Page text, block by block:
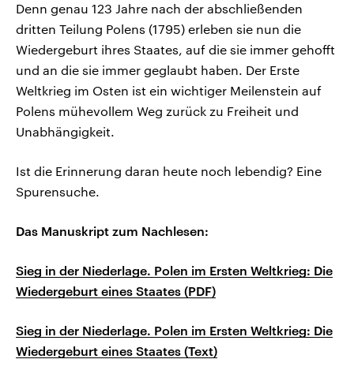
Denn genau 123 Jahre nach der abschließenden
dritten Teilung Polens (1795) erleben sie nun die
Wiedergeburt ihres Staates, auf die sie immer gehofft
und an die sie immer geglaubt haben. Der Erste
Weltkrieg im Osten ist ein wichtiger Meilenstein auf
Polens mühevollem Weg zurück zu Freiheit und
Unabhängigkeit.
Ist die Erinnerung daran heute noch lebendig? Eine
Spurensuche.
Das Manuskript zum Nachlesen:
Sieg in der Niederlage. Polen im Ersten Weltkrieg: Die
Wiedergeburt eines Staates (PDF)
Sieg in der Niederlage. Polen im Ersten Weltkrieg: Die
Wiedergeburt eines Staates (Text)